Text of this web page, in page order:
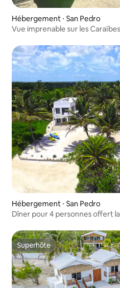
Hébergement ⋅ San Pedro
Vue imprenable sur les
Hébergement ⋅ San Pedro
Dîner pour 4 personnes offert
Superhôte
Superhôte